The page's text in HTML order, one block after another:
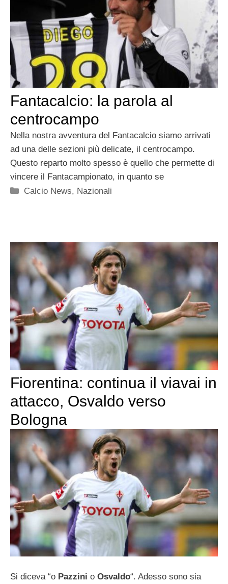
Fantacalcio: la parola al
centrocampo
Nella nostra avventura del Fantacalcio siamo arrivati
ad una delle sezioni più delicate, il centrocampo.
Questo reparto molto spesso è quello che permette di
vincere il Fantacampionato, in quanto se
Categorie
Calcio News, Nazionali
Fiorentina: continua il viavai in
attacco, Osvaldo verso
Bologna
Si diceva “o Pazzini o Osvaldo“. Adesso sono sia